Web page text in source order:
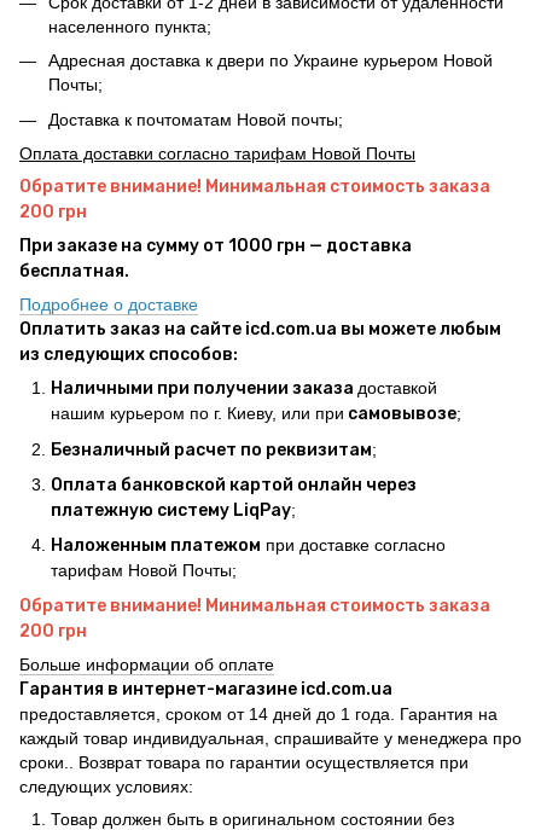
населенного пункта;
Адресная доставка к двери по Украине курьером Новой
Почты;
Доставка к почтоматам Новой почты;
Оплата доставки согласно тарифам Новой Почты
Обратите внимание! Минимальная стоимость заказа
200 грн
При заказе на сумму от 1000 грн — доставка
бесплатная.
Подробнее о доставке
Оплатить заказ на сайте icd.com.ua вы можете любым
из следующих способов:
Наличными при получении заказа доставкой
нашим курьером по г. Киеву, или при самовывозе;
Безналичный расчет по реквизитам;
Оплата банковской картой онлайн через
платежную систему LiqPay;
Наложенным платежом при доставке согласно
тарифам Новой Почты;
Обратите внимание! Минимальная стоимость заказа
200 грн
Больше информации об оплате
Гарантия в интернет-магазине icd.com.ua
предоставляется, сроком от 14 дней до 1 года. Гарантия на
каждый товар индивидуальная, спрашивайте у менеджера про
сроки.. Возврат товара по гарантии осуществляется при
следующих условиях:
Товар должен быть в оригинальном состоянии без